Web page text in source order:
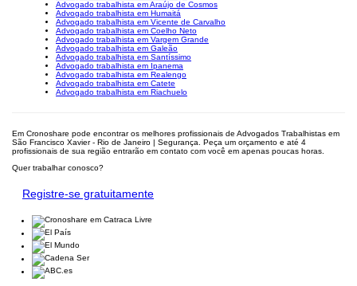
Advogado trabalhista em Araújo de Cosmos
Advogado trabalhista em Humaitá
Advogado trabalhista em Vicente de Carvalho
Advogado trabalhista em Coelho Neto
Advogado trabalhista em Vargem Grande
Advogado trabalhista em Galeão
Advogado trabalhista em Santíssimo
Advogado trabalhista em Ipanema
Advogado trabalhista em Realengo
Advogado trabalhista em Catete
Advogado trabalhista em Riachuelo
Em Cronoshare pode encontrar os melhores profissionais de Advogados Trabalhistas em
São Francisco Xavier - Rio de Janeiro | Segurança. Peça um orçamento e até 4
profissionais de sua região entrarão em contato com você em apenas poucas horas.
Quer trabalhar conosco?
Registre-se gratuitamente